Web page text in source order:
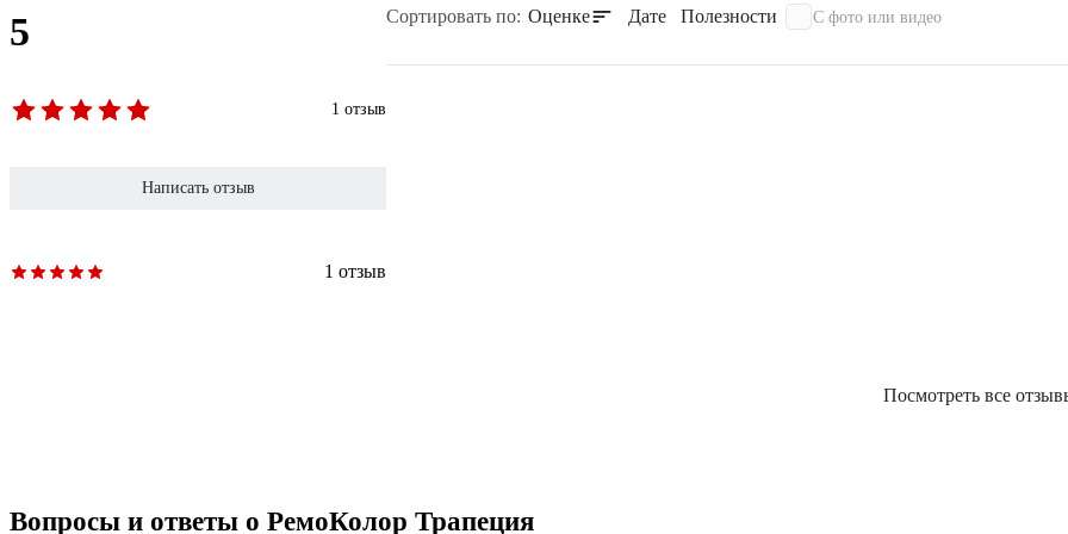
5
1 отзыв
Написать отзыв
1 отзыв
Сортировать по: Оценке Дате Полезности С фото или видео
Посмотреть все
Вопросы и ответы о РемоКолор Трапеция